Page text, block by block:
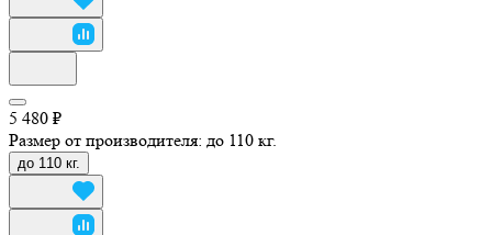
5 480 ₽
Размер от производителя: до 110 кг.
до 110 кг.